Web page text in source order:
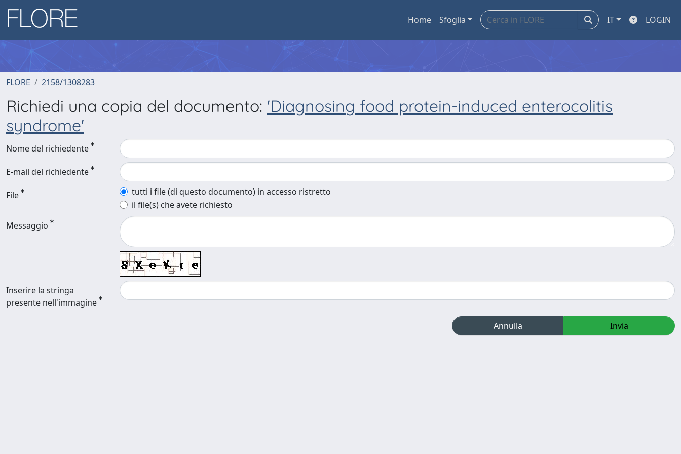
Home Sfoglia IT LOGIN
FLORE 2158/1308283
Richiedi una copia del documento: 'Diagnosing food protein-induced enterocolitis
syndrome'
Nome del richiedente
E-mail del richiedente
File
tutti i file (di questo documento) in accesso ristretto
il file(s) che avete richiesto
Messaggio
Inserire la stringa
presente nell'immagine
Annulla Invia